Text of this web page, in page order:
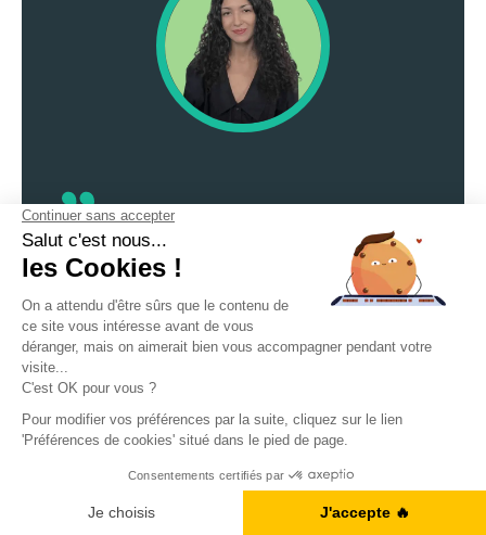
À propos de l'auteur
Fan de voyage, Dahlia a vécu dans différents
pays tels que l’Italie, le Portugal et la France.
C’est par cette ouverture au monde qu’elle a
découvert une réelle passion pour les langues
et l’apprentissage de l’anglais !
Dahlia Belkissene
Obtenez votre Ebook gratuit
Je télécharge l'ebook